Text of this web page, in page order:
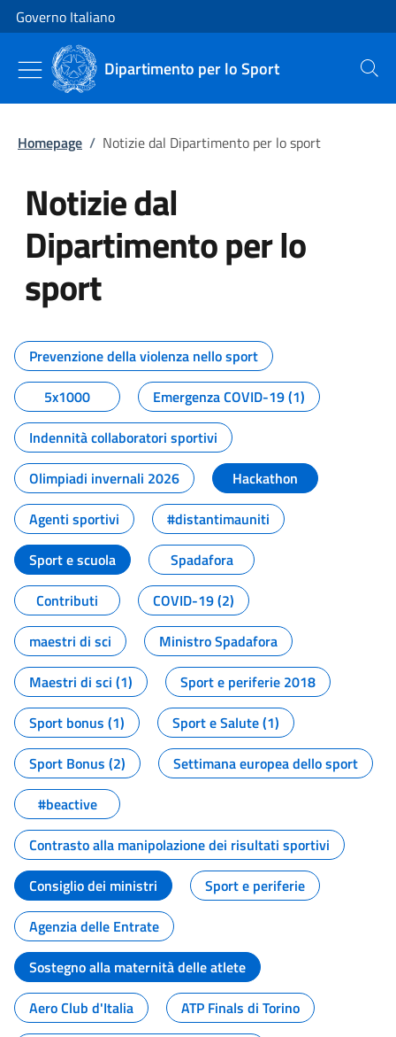
Vai al contenuto
Vai alla navigazione del sito
Governo Italiano
Dipartimento per lo Sport Cerca
Homepage / Notizie dal Dipartimento per lo sport
Notizie dal
Dipartimento per lo
sport
Tutti i contenuti della pagina
Prevenzione della violenza nello sport
5x1000
Emergenza COVID-19 (1)
Indennità collaboratori sportivi
Olimpiadi invernali 2026
Hackathon
Agenti sportivi
#distantimauniti
Sport e scuola
Spadafora
Contributi
COVID-19 (2)
maestri di sci
Ministro Spadafora
Maestri di sci (1)
Sport e periferie 2018
Sport bonus (1)
Sport e Salute (1)
Sport Bonus (2)
Settimana europea dello sport
#beactive
Contrasto alla manipolazione dei risultati sportivi
Consiglio dei ministri
Sport e periferie
Agenzia delle Entrate
Sostegno alla maternità delle atlete
Aero Club d'Italia
ATP Finals di Torino